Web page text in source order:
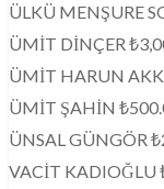
ÜLKÜ MENŞURE
ÜMİT DİNÇER
ÜMİT HARUN
ÜMİT ŞAHİN
ÜNSAL GÜNGÖR
VACİT KADIOĞLU